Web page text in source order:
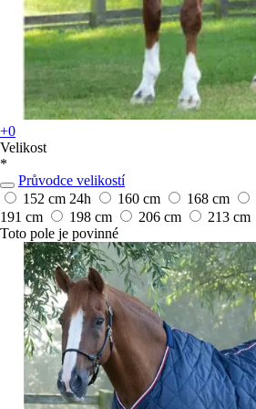
+0
Velikost
*
Průvodce velikostí
152 cm 24h 160 cm 168 cm
191 cm
198 cm 206 cm
213 cm
Toto pole je povinné